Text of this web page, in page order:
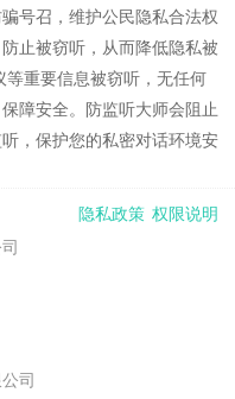
号召，维护公民隐私合法权
止被窃听，从而降低隐私被
重要信息被窃听，无任何
障安全。防监听大师会阻止
，保护您的私密对话环境安
，参加会议或与人交谈时
务人士必备，有应用尝试
，需要使用时手工开启，
段自动开启屏蔽，主要针
隐私政策 权限说明
司